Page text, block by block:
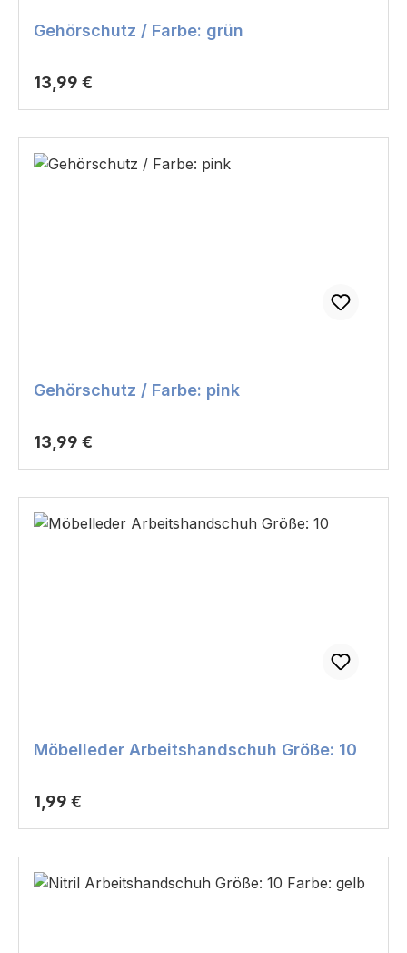
Gehörschutz / Farbe: grün
Regulärer Preis:
13,99 €
Gehörschutz / Farbe: pink
Regulärer Preis:
13,99 €
Möbelleder Arbeitshandschuh Größe: 10
Regulärer Preis:
1,99 €